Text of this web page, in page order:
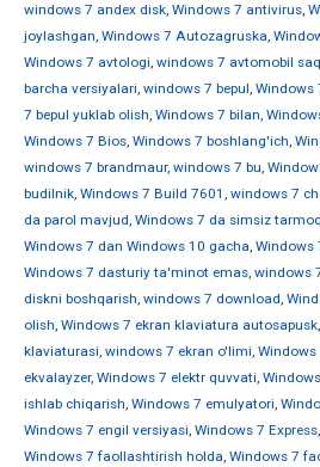
windows 7 andex disk, Windows 7 antivirus,
joylashgan, Windows 7 Autozagruska,
Windows 7 avtologi, windows 7 avtomobil
barcha versiyalari, windows 7 bepul, Windows
7 bepul yuklab olish, Windows 7 bilan,
Windows 7 Bios, Windows 7 boshlang'ich,
windows 7 brandmaur, windows 7 bu,
budilnik, Windows 7 Build 7601 , windows 7
da parol mavjud, Windows 7 da simsiz
Windows 7 dan Windows 10 gacha, Windows
Windows 7 dasturiy ta'minot emas, windows
diskni boshqarish, windows 7 download,
olish, Windows 7 ekran klaviatura autosapusk,
klaviaturasi, windows 7 ekran o'limi, Windows
ekvalayzer, Windows 7 elektr quvvati,
ishlab chiqarish, Windows 7 emulyatori,
Windows 7 engil versiyasi, Windows 7 Express,
Windows 7 faollashtirish holda, Windows 7